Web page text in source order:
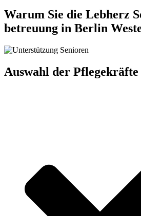
Warum Sie die Lebherz
betreuung in Berlin
Auswahl der Pflegekräfte